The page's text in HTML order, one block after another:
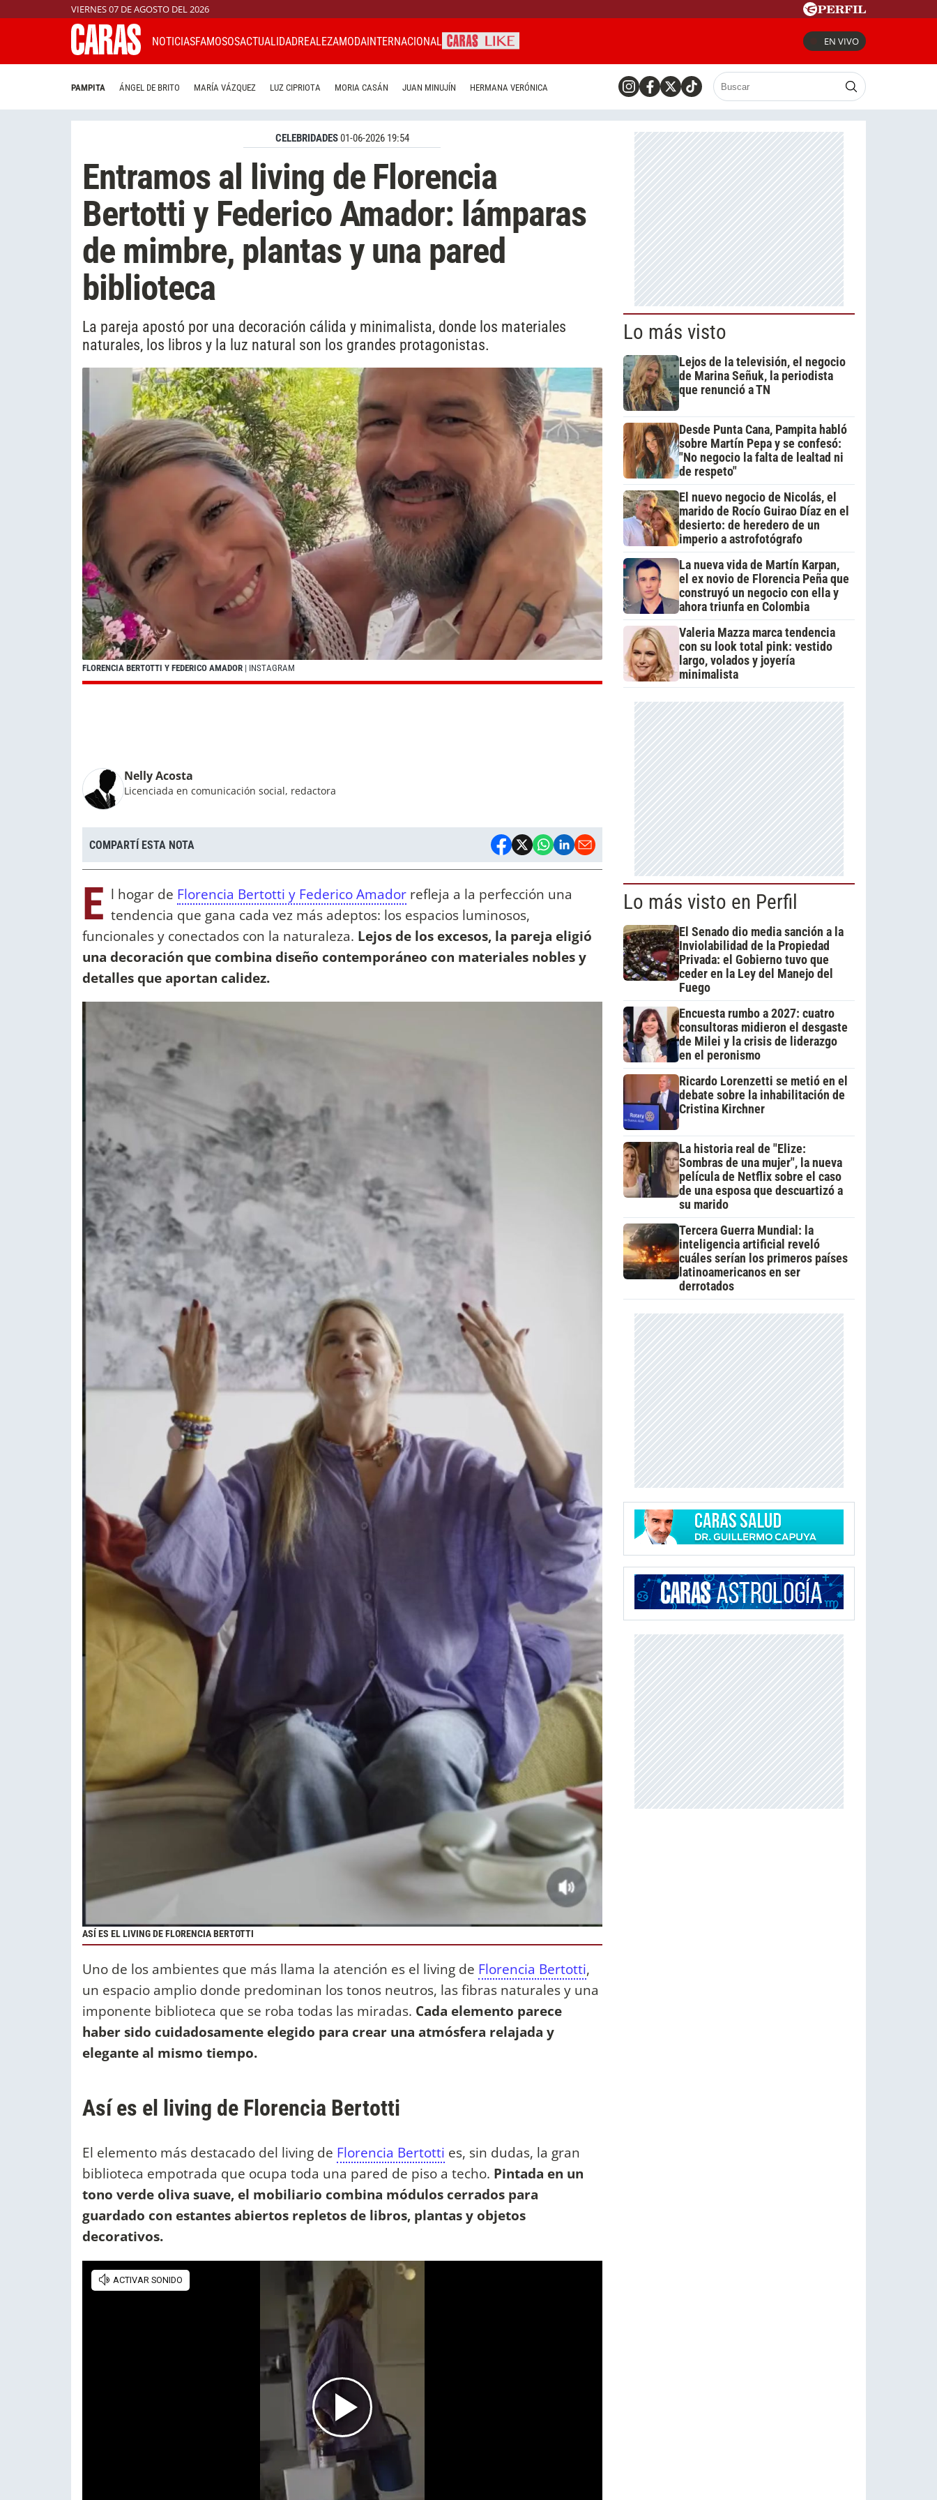
VIERNES 07 DE AGOSTO DEL 2026
NOTICIASFAMOSOSACTUALIDADREALEZAMODAINTERNACIONAL EN VIVO
PAMPITA ÁNGEL DE BRITO MARÍA VÁZQUEZ LUZ CIPRIOTA MORIA CASÁN JUAN MINUJÍN HERMANA VERÓNICA
CELEBRIDADES01-06-2026 19:54
Entramos al living de Florencia
Bertotti y Federico Amador: lámparas
de mimbre, plantas y una pared
biblioteca
La pareja apostó por una decoración cálida y minimalista, donde los materiales
naturales, los libros y la luz natural son los grandes protagonistas.
FLORENCIA BERTOTTI Y FEDERICO AMADOR | INSTAGRAM
Nelly Acosta
Licenciada en comunicación social, redactora
COMPARTÍ ESTA NOTA
E l hogar de Florencia Bertotti y Federico Amador refleja a la perfección una
tendencia que gana cada vez más adeptos: los espacios luminosos,
funcionales y conectados con la naturaleza. Lejos de los excesos, la pareja eligió
una decoración que combina diseño contemporáneo con materiales nobles y
detalles que aportan calidez.
ASÍ ES EL LIVING DE FLORENCIA BERTOTTI
Uno de los ambientes que más llama la atención es el living de Florencia Bertotti,
un espacio amplio donde predominan los tonos neutros, las fibras naturales y una
imponente biblioteca que se roba todas las miradas. Cada elemento parece
haber sido cuidadosamente elegido para crear una atmósfera relajada y
elegante al mismo tiempo.
Así es el living de Florencia Bertotti
El elemento más destacado del living de Florencia Bertotti es, sin dudas, la gran
biblioteca empotrada que ocupa toda una pared de piso a techo. Pintada en un
tono verde oliva suave, el mobiliario combina módulos cerrados para
guardado con estantes abiertos repletos de libros, plantas y objetos
decorativos.
Lo más visto
Lejos de la televisión, el negocio
de Marina Señuk, la periodista
que renunció a TN
Desde Punta Cana, Pampita habló
sobre Martín Pepa y se confesó:
"No negocio la falta de lealtad ni
de respeto"
El nuevo negocio de Nicolás, el
marido de Rocío Guirao Díaz en el
desierto: de heredero de un
imperio a astrofotógrafo
La nueva vida de Martín Karpan,
el ex novio de Florencia Peña que
construyó un negocio con ella y
ahora triunfa en Colombia
Valeria Mazza marca tendencia
con su look total pink: vestido
largo, volados y joyería
minimalista
Lo más visto en Perfil
El Senado dio media sanción a la
Inviolabilidad de la Propiedad
Privada: el Gobierno tuvo que
ceder en la Ley del Manejo del
Fuego
Encuesta rumbo a 2027: cuatro
consultoras midieron el desgaste
de Milei y la crisis de liderazgo
en el peronismo
Ricardo Lorenzetti se metió en el
debate sobre la inhabilitación de
Cristina Kirchner
La historia real de "Elize:
Sombras de una mujer", la nueva
película de Netflix sobre el caso
de una esposa que descuartizó a
su marido
Tercera Guerra Mundial: la
inteligencia artificial reveló
cuáles serían los primeros países
latinoamericanos en ser
derrotados